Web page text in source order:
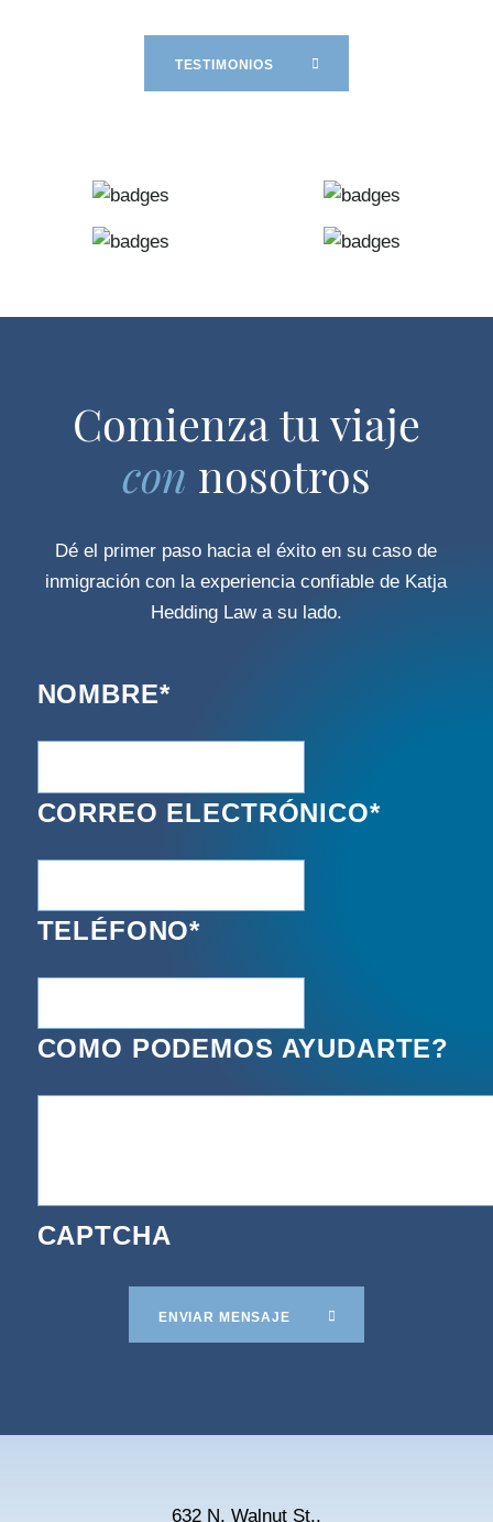
TESTIMONIOS
Comienza tu viaje
con nosotros
Dé el primer paso hacia el éxito en su caso de
inmigración con la experiencia confiable de Katja
Hedding Law a su lado.
NOMBRE*
CORREO ELECTRÓNICO*
TELÉFONO*
COMO PODEMOS AYUDARTE?
CAPTCHA
ENVIAR MENSAJE
632 N. Walnut St.,